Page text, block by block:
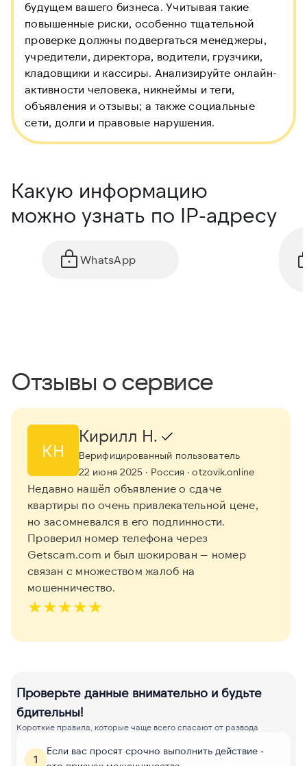
будущем вашего бизнеса. Учитывая такие
повышенные риски, особенно тщательной
проверке должны подвергаться менеджеры,
учредители, директора, водители, грузчики,
кладовщики и кассиры. Анализируйте онлайн-
активности человека, никнеймы и теги,
объявления и отзывы; а также социальные
сети, долги и правовые нарушения.
Какую информацию
можно узнать по IP-адресу
WhatsApp
Отзывы о сервисе
КН
Кирилл Н.
Верифицированный пользователь
22 июня 2025 · Россия · otzovik.online
Недавно нашёл объявление о сдаче
квартиры по очень привлекательной цене,
но засомневался в его подлинности.
Проверил номер телефона через
Getscam.com и был шокирован — номер
связан с множеством жалоб на
мошенничество.
★★★★★
Проверьте данные внимательно и будьте
бдительны!
Короткие правила, которые чаще всего спасают от развода
1
Если вас просят срочно выполнить действие -